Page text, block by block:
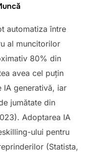
automatiza între
al muncitorilor
80% din
avea cel puțin
IA generativă, iar
jumătate din
Adoptarea IA
ului pentru
(Statista,